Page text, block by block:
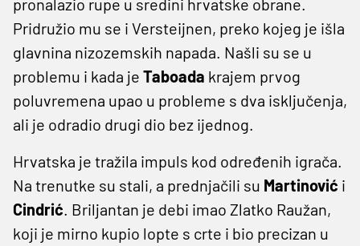
pronalazio rupe u sredini hrvatske obrane.
Pridružio mu se i Versteijnen, preko kojeg je išla
glavnina nizozemskih napada. Našli su se u
problemu i kada je Taboada krajem prvog
poluvremena upao u probleme s dva isključenja,
ali je odradio drugi dio bez ijednog.
Hrvatska je tražila impuls kod određenih igrača.
Na trenutke su stali, a prednjačili su Martinović i
Cindrić. Briljantan je debi imao Zlatko Raužan,
koji je mirno kupio lopte s crte i bio precizan u